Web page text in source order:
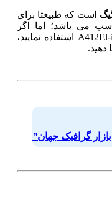
است که طبیعتا برای
می باشد؛ اما اگر
می‌خواهید به صورت حرفه‌ای از A412FJ-i5 استفاده نمایید،
دهید.